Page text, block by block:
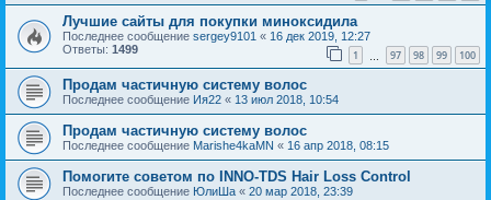
Лучшие сайты для покупки миноксидила
Последнее сообщение sergey9101 « 16 дек 2019, 12:27
Ответы: 1499 1 97 98 99 100
Продам частичную систему волос
Последнее сообщение Ия22 « 13 июл 2018, 10:54
Продам частичную систему волос
Последнее сообщение Marishe4kaMN « 16 апр 2018, 08:15
Помогите советом по INNO-TDS Hair Loss Control
Последнее сообщение ЮлиШа « 20 мар 2018, 23:39